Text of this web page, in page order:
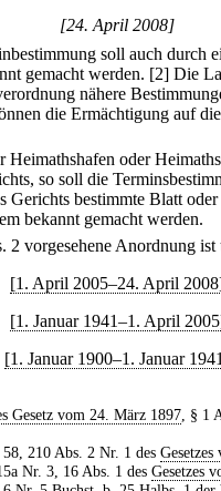
[24. April 2008]
soll auch durch
gemacht werden. [2] Die
nähere
die Ermächtigung auf
Heimathshafen oder
so soll die
Gerichts bestimmte Blatt
bekannt gemacht werden.
2 vorgesehene Anordnung ist
[1. April 2005–24. April
[1. Januar 1941–1. April
[1. Januar 1900–1. Januar
Gesetz vom 24. März 1897, § 1
210 Abs. 2 Nr. 1 des
Nr. 3, 16 Abs. 1 des Gesetzes